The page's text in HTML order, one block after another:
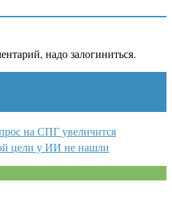
надо залогиниться.
на СПГ увеличится
цели у ИИ не нашли